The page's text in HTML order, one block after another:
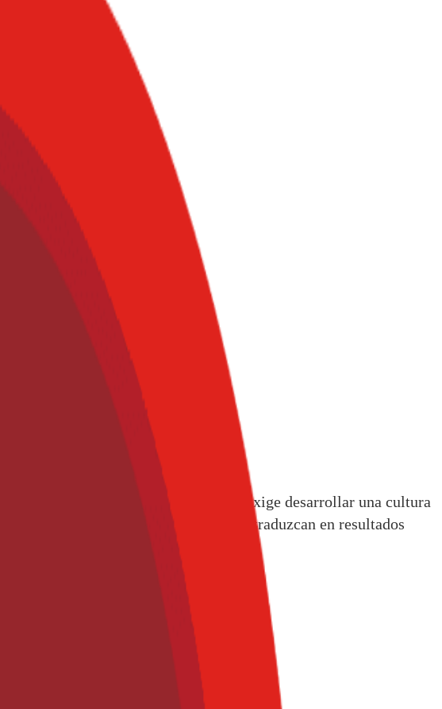
exige desarrollar una
de cumplimiento claros,también exige desarrollar una cultura
y estrategias efectivas que se traduzcan en resultados
cómo: